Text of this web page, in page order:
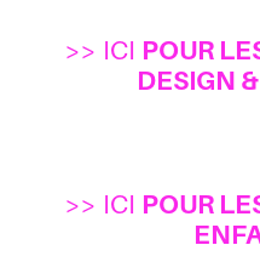
>> ICI POUR
DESIGN
>> ICI POUR